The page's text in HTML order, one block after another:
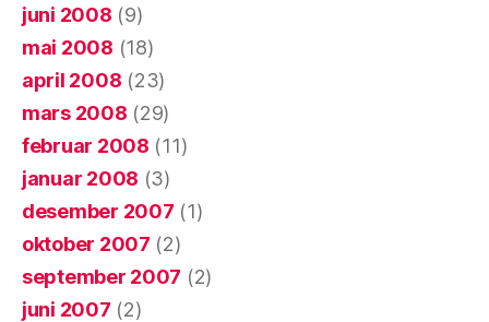
juni 2008 (9)
mai 2008 (18)
april 2008 (23)
mars 2008 (29)
februar 2008 (11)
januar 2008 (3)
desember 2007 (1)
oktober 2007 (2)
september 2007 (2)
juni 2007 (2)